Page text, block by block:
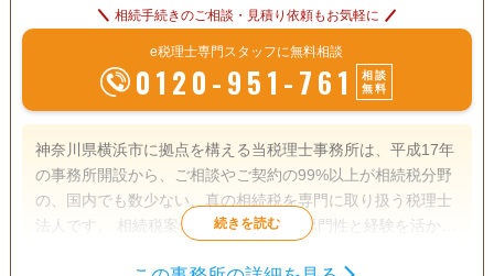
相続手続きのご相談・見積り依頼もお気軽に
e税理士専門スタッフに無料相談
0120-951-761
相談
無料
神奈川県横浜市に拠点を構える当税理士事務所は、平成17年
の事務所開設から、ご相談やご契約の99%以上が相続税分野
の、国内でも数少ない、真の相続税を専門に取り扱う税理士
法人です。 相続税案件であれば、その専門性と経験を活かし